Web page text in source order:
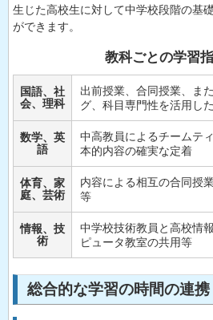
生じた高校生に対して中学校段階の基
ができます。
教科ごとの学習
国語、社
会、理科
出前授業、合同授業、ま
グ、科目専門性を活用し
数学、英
語
中高教員によるチームテ
本的内容の確実な定着
体育、家
庭、芸術
内容による相互の合同授
等
情報、技
術
中学校技術教員と高校情
ピュータ教室の共用等
総合的な学習の時間の連携